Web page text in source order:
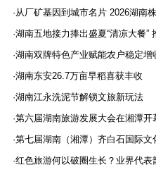
·从厂矿基因到城市名片 2026湖南
·湖南五地接力捧出盛夏“清凉大餐
·湖南双牌特色产业赋能农户稳定增
·湖南东安26.7万亩早稻喜获丰收
·湖南江永洗泥节解锁文旅新玩法
·第六届湖南旅游发展大会在湘潭开
·第七届湖南（湘潭）齐白石国际
·红色旅游何以破圈生长？业界代表